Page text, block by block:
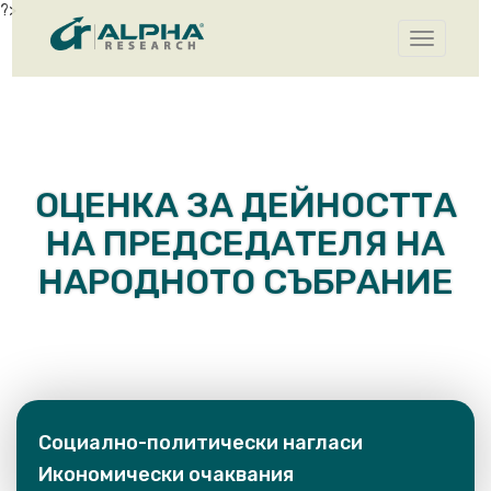
Toggle
?>
ОЦЕНКА ЗА ДЕЙНОСТТА
НА ПРЕДСЕДАТЕЛЯ НА
НАРОДНОТО СЪБРАНИЕ
Социално-политически нагласи
Икономически очаквания